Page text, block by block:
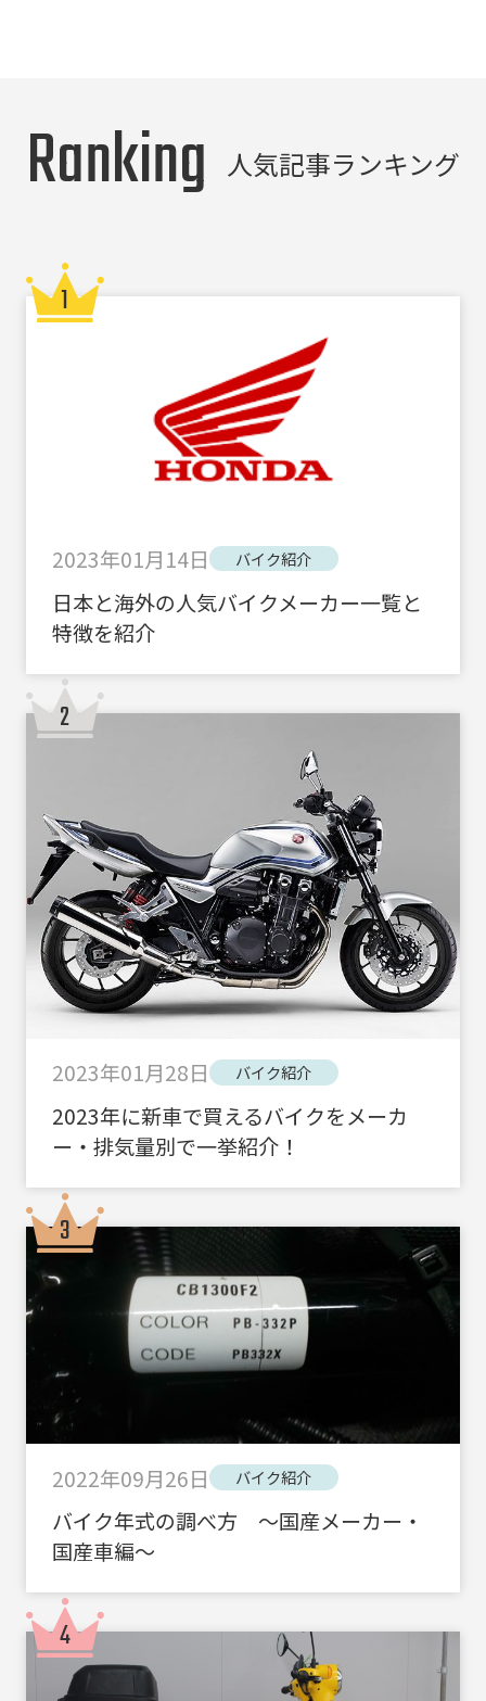
Ranking 人気記事ランキング
2023年01月14日 バイク紹介
日本と海外の人気バイクメーカー一覧と
特徴を紹介
2023年01月28日 バイク紹介
2023年に新車で買えるバイクをメーカ
ー・排気量別で一挙紹介！
2022年09月26日 バイク紹介
バイク年式の調べ方 ～国産メーカー・
国産車編～